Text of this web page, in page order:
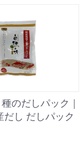
のだしパック｜
だし だしパック